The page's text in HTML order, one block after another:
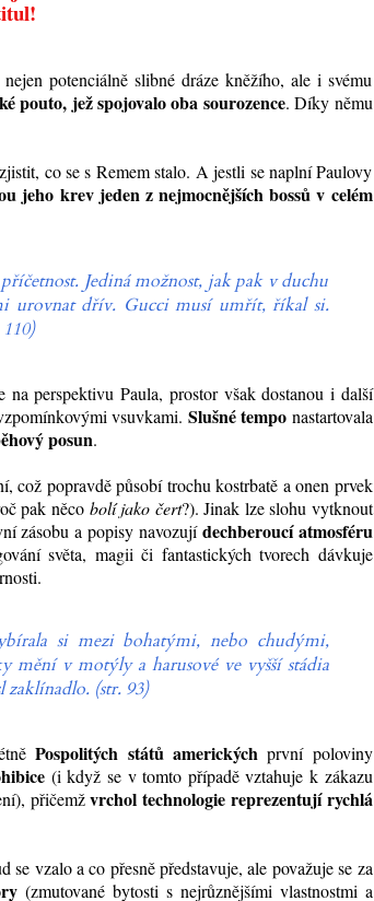
potenciálně slibné dráze kněžího, ale i svému
pouto, jež spojovalo oba sourozence. Díky němu
co se s Remem stalo. A jestli se naplní Paulovy
krev jeden z nejmocnějších bossů v celém
Jediná možnost, jak pak v duchu
urovnat dřív. Gucci musí umřít, říkal si.
na perspektivu Paula, prostor však dostanou i další
vsuvkami. Slušné tempo nastartovala
posun.
což popravdě působí trochu kostrbatě a onen prvek
pak něcobolí jako čert?). Jinak lze slohu vytknout
zásobu a popisy navozujídechberoucí atmosféru
světa, magii či fantastických tvorech dávkuje
si mezi bohatými, nebo chudými,
mění v motýly a harusové ve vyšší stádia
(str. 93)
Pospolitých států amerických první poloviny
(i když se v tomto případě vztahuje k zákazu
přičemžvrchol technologie reprezentují rychlá
se vzalo a co přesně představuje, ale považuje se za
(zmutované bytosti s nejrůznějšími vlastnostmi a